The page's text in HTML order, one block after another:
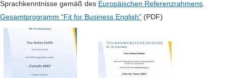
Sprachkenntnisse gemäß des Europäischen Referenzrahmens
Gesamtprogramm “Fit for Business English” (PDF)